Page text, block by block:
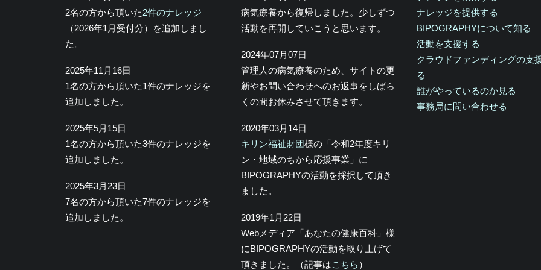
2名の方から頂いた2件のナレッジ
（2026年1月受付分）を追加しまし
た。
2025年11月16日
1名の方から頂いた1件のナレッジを
追加しました。
2025年5月15日
1名の方から頂いた3件のナレッジを
追加しました。
2025年3月23日
7名の方から頂いた7件のナレッジを
追加しました。
病気療養から復帰しました。少しずつ
活動を再開していこうと思います。
2024年07月07日
管理人の病気療養のため、サイトの更
新やお問い合わせへのお返事をしばら
くの間お休みさせて頂きます。
2020年03月14日
キリン福祉財団様の「令和2年度キリ
ン・地域のちから応援事業」に
BIPOGRAPHYの活動を採択して頂き
ました。
2019年1月22日
Webメディア「あなたの健康百科」様
にBIPOGRAPHYの活動を取り上げて
頂きました。（記事はこちら ）
ナレッジを提供する
BIPOGRAPHYについて知る
活動を支援する
クラウドファンディングの支
る
誰がやっているのか見る
事務局に問い合わせる